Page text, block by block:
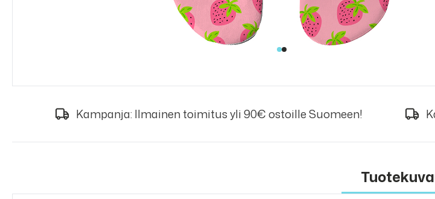
Kampanja: Ilmainen toimitus yli 90€ ostoille Suomeen!